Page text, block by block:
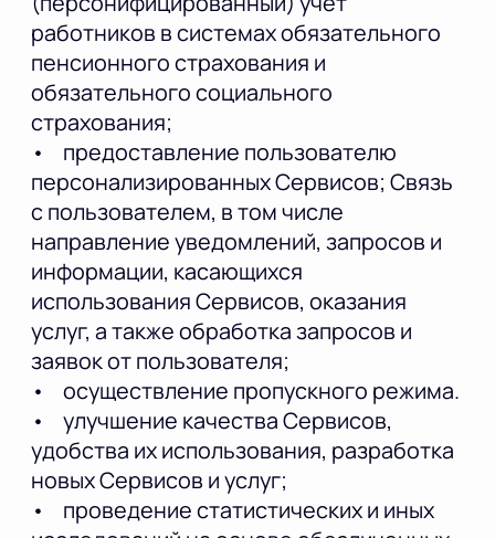
работников в системах обязательного
пенсионного страхования и
обязательного социального
страхования;
• предоставление пользователю
персонализированных Сервисов; Связь
с пользователем, в том числе
направление уведомлений, запросов и
информации, касающихся
использования Сервисов, оказания
услуг, а также обработка запросов и
заявок от пользователя;
• осуществление пропускного режима.
• улучшение качества Сервисов,
удобства их использования, разработка
новых Сервисов и услуг;
• проведение статистических и иных